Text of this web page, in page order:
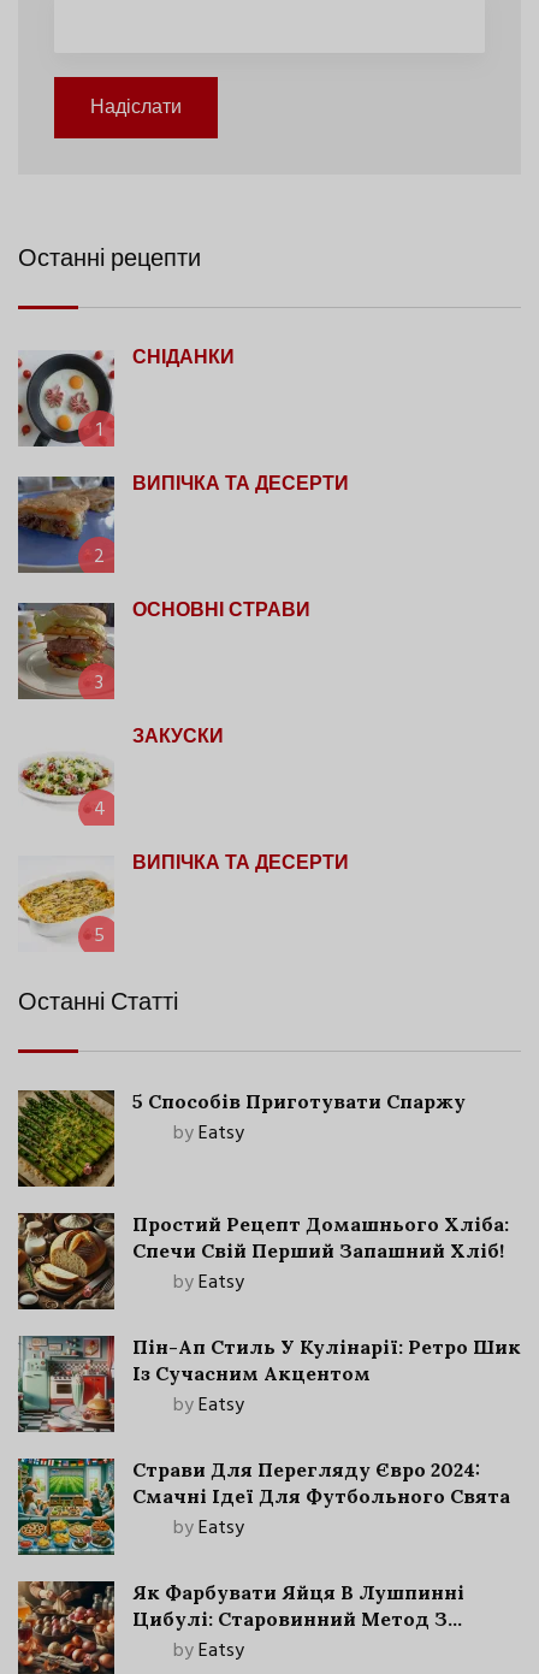
Надіслати
Останні рецепти
1
СНІДАНКИ
2
ВИПІЧКА ТА ДЕСЕРТИ
3
ОСНОВНІ СТРАВИ
4
ЗАКУСКИ
5
ВИПІЧКА ТА ДЕСЕРТИ
Останні Статті
5 Способів Приготувати Спаржу
byEatsy
Простий Рецепт Домашнього Хліба:
Спечи Свій Перший Запашний Хліб!
byEatsy
Пін-Ап Стиль У Кулінарії: Ретро Шик
Із Сучасним Акцентом
byEatsy
Страви Для Перегляду Євро 2024:
Смачні Ідеї Для Футбольного Свята
byEatsy
Як Фарбувати Яйця В Лушпинні
Цибулі: Старовинний Метод З
Сучасними Нюансами
byEatsy